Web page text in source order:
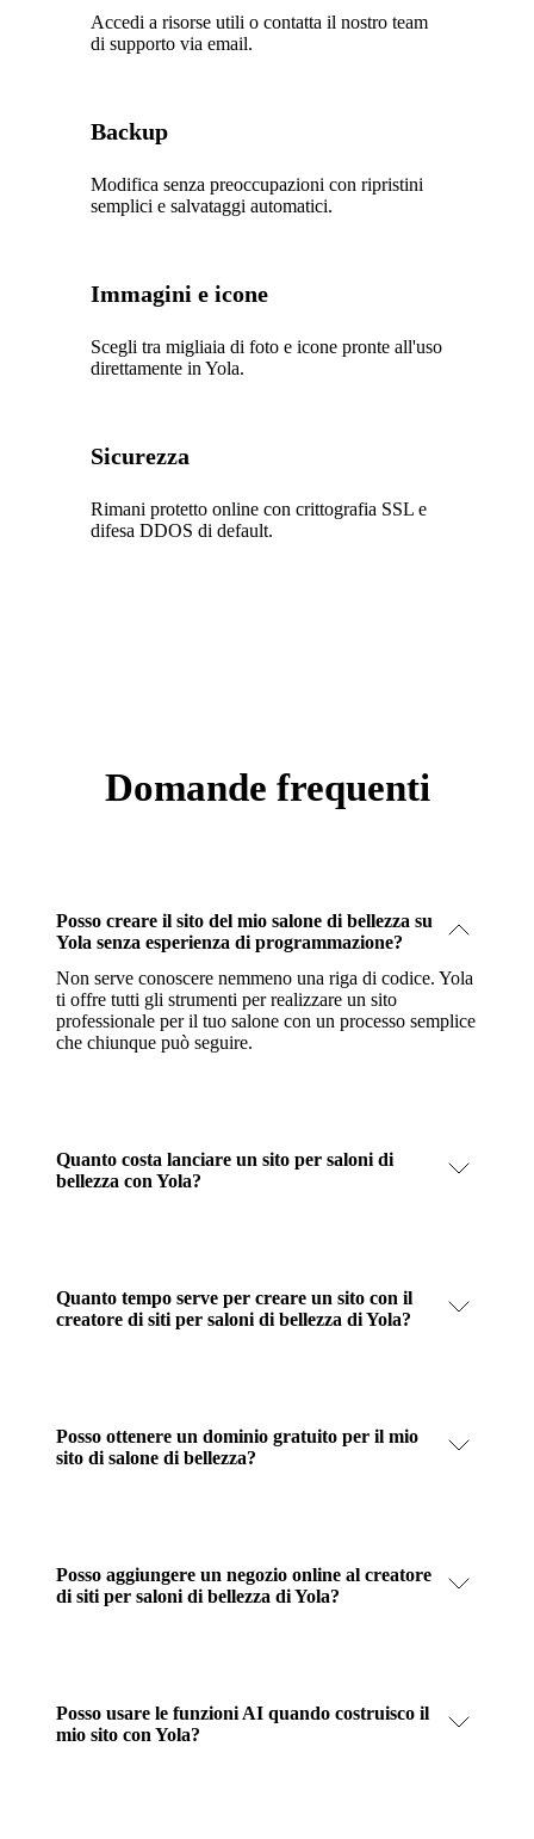
Accedi a risorse utili o contatta il nostro team
di supporto via email.
Backup
Modifica senza preoccupazioni con ripristini
semplici e salvataggi automatici.
Immagini e icone
Scegli tra migliaia di foto e icone pronte all'uso
direttamente in Yola.
Sicurezza
Rimani protetto online con crittografia SSL e
difesa DDOS di default.
Domande frequenti
Posso creare il sito del mio salone di bellezza su
Yola senza esperienza di programmazione?
Non serve conoscere nemmeno una riga di codice. Yola
ti offre tutti gli strumenti per realizzare un sito
professionale per il tuo salone con un processo semplice
che chiunque può seguire.
Quanto costa lanciare un sito per saloni di
bellezza con Yola?
Quanto tempo serve per creare un sito con il
creatore di siti per saloni di bellezza di Yola?
Posso ottenere un dominio gratuito per il mio
sito di salone di bellezza?
Posso aggiungere un negozio online al creatore
di siti per saloni di bellezza di Yola?
Posso usare le funzioni AI quando costruisco il
mio sito con Yola?